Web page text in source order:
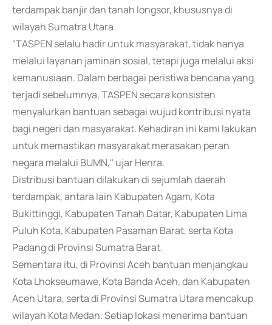
terdampak banjir dan tanah longsor, khususnya di
wilayah Sumatra Utara.
"TASPEN selalu hadir untuk masyarakat, tidak hanya
melalui layanan jaminan sosial, tetapi juga melalui aksi
kemanusiaan. Dalam berbagai peristiwa bencana yang
terjadi sebelumnya, TASPEN secara konsisten
menyalurkan bantuan sebagai wujud kontribusi nyata
bagi negeri dan masyarakat. Kehadiran ini kami lakukan
untuk memastikan masyarakat merasakan peran
negara melalui BUMN," ujar Henra.
Distribusi bantuan dilakukan di sejumlah daerah
terdampak, antara lain Kabupaten Agam, Kota
Bukittinggi, Kabupaten Tanah Datar, Kabupaten Lima
Puluh Kota, Kabupaten Pasaman Barat, serta Kota
Padang di Provinsi Sumatra Barat.
Sementara itu, di Provinsi Aceh bantuan menjangkau
Kota Lhokseumawe, Kota Banda Aceh, dan Kabupaten
Aceh Utara, serta di Provinsi Sumatra Utara mencakup
wilayah Kota Medan. Setiap lokasi menerima bantuan